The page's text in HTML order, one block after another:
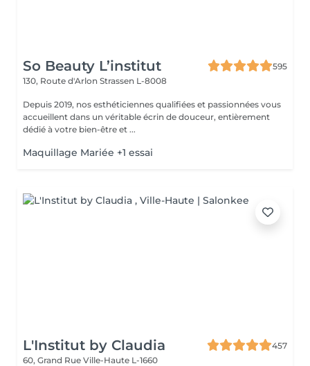
So Beauty L’institut
595
130, Route d'Arlon Strassen L-8008
Depuis 2019, nos esthéticiennes qualifiées et passionnées vous
accueillent dans un véritable écrin de douceur, entièrement
dédié à votre bien-être et ...
Maquillage Mariée +1 essai
L'Institut by Claudia
457
60, Grand Rue Ville-Haute L-1660